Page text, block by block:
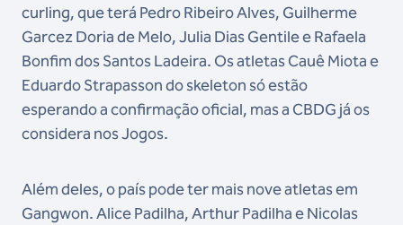
curling, que terá Pedro Ribeiro Alves, Guilherme
Garcez Doria de Melo,Julia Dias Gentile eRafaela
Bonfim dos Santos Ladeira. Os atletas Cauê Miota e
Eduardo Strapasson do skeleton só estão
esperando a confirmação oficial, mas a CBDG já os
considera nos Jogos.
Além deles, o país pode ter mais nove atletas em
Gangwon. Alice Padilha, Arthur Padilha e Nicolas